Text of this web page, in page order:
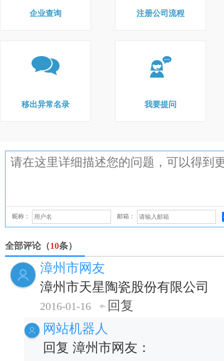
企业查询 注册公司流程
移出异常名录 我要提问
昵称： 邮箱：
全部评论（10条）
漳州市网友
漳州市天星陶瓷股份有限公司
2016-01-16
回复
网站机器人
回复 漳州市网友：